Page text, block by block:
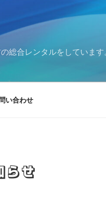
総合レンタルをしています
い合わせ
らせ